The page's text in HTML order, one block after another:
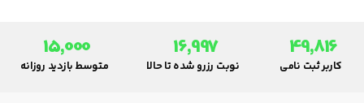
49,816
کاربر ثبت نامی
16,997
نوبت رزرو شده تا حالا
15,000
متوسط بازدید روزانه